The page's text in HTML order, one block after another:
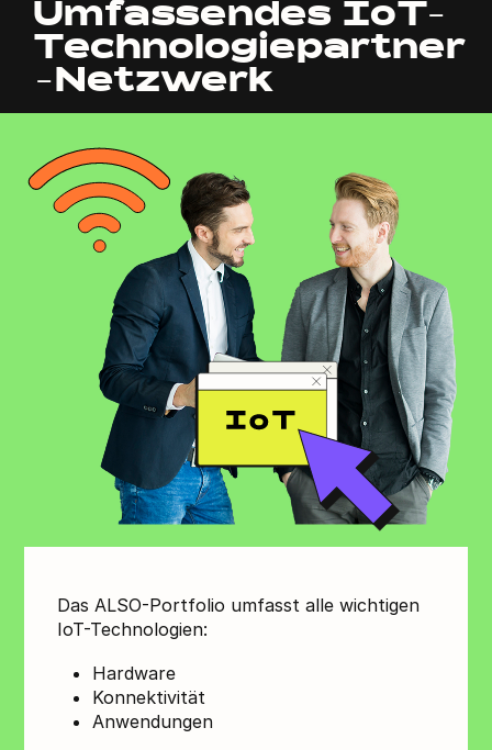
Umfassendes IoT-
Technologiepartner
-Netzwerk
Das ALSO-Portfolio umfasst alle wichtigen
IoT-Technologien:
Hardware
Konnektivität
Anwendungen